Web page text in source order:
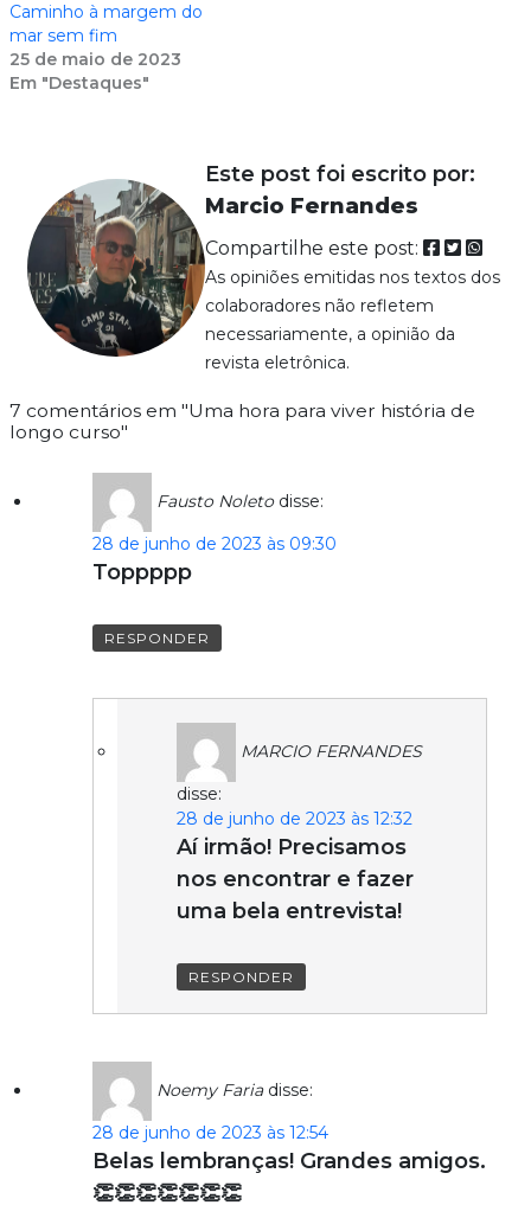
Caminho à margem do
mar sem fim
25 de maio de 2023
Em "Destaques"
Este post foi escrito por:
Marcio Fernandes
Compartilhe este post:
As opiniões emitidas nos textos dos
colaboradores não refletem
necessariamente, a opinião da
revista eletrônica.
7 comentários em "Uma hora para viver história de
longo curso"
Fausto Noleto disse:
28 de junho de 2023 às 09:30
Toppppp
RESPONDER
MARCIO FERNANDES
disse:
28 de junho de 2023 às 12:32
Aí irmão! Precisamos
nos encontrar e fazer
uma bela entrevista!
RESPONDER
Noemy Faria disse:
28 de junho de 2023 às 12:54
Belas lembranças! Grandes amigos.
👏👏👏👏👏👏👏